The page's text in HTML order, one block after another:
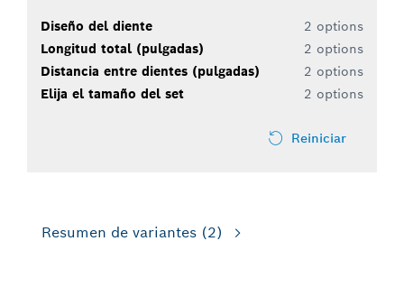
Diseño del diente
2 options
Longitud total (pulgadas)
2 options
Distancia entre dientes (pulgadas)
2 options
Elija el tamaño del set
2 options
Reiniciar
Resumen de variantes (2)